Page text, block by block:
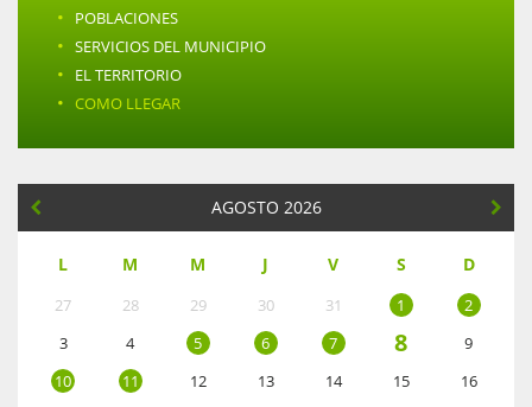
· POBLACIONES
· SERVICIOS DEL MUNICIPIO
· EL TERRITORIO
· COMO LLEGAR
AGOSTO 2026
L M M J V S D
27 28 29 30 31 1
2
3
4 5 6 7 8
9
10
11 12 13 14 15
16